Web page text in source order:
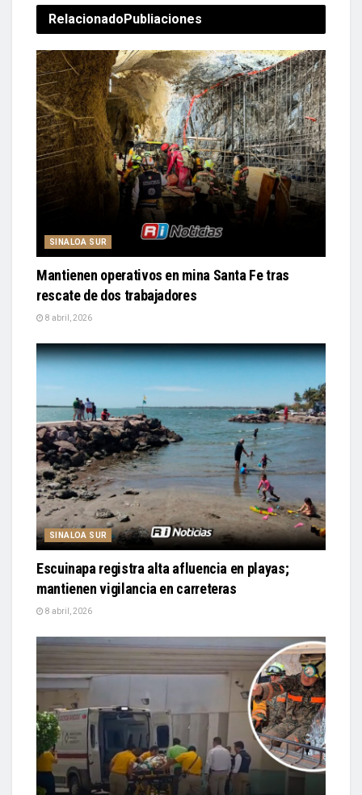
RelacionadoPubliaciones
SINALOA SUR
Mantienen operativos en mina Santa Fe tras
rescate de dos trabajadores
8 abril, 2026
SINALOA SUR
Escuinapa registra alta afluencia en playas;
mantienen vigilancia en carreteras
8 abril, 2026